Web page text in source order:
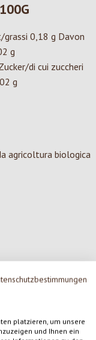
platzieren, um unsere
und Ihnen ein
0,18 g Davon
g
di cui zuccheri
g
agricoltura biologica
con altri clienti.